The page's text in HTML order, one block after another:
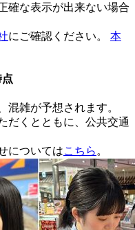
確な表示が出来ない場合
にご確認ください。 本
点
混雑が予想されます。
だくとともに、公共交通
についてはこちら 。